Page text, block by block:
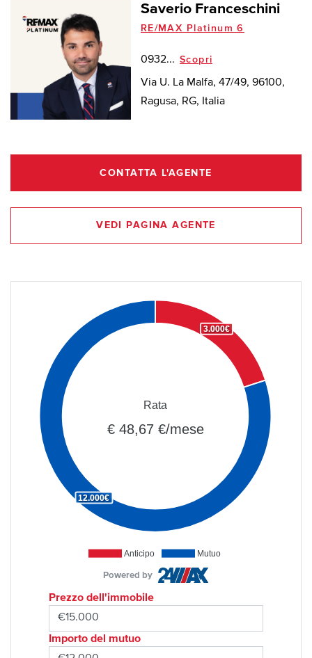
Saverio Franceschini
RE/MAX Platinum 6
0932... Scopri
Via U. La Malfa, 47/49, 96100,
Ragusa, RG, Italia
CONTATTA L'AGENTE
VEDI PAGINA AGENTE
Anticipo Mutuo
3.000€
12.000€
Rata
€ 48,67 €/mese
Powered by
Prezzo dell'immobile
Importo del mutuo